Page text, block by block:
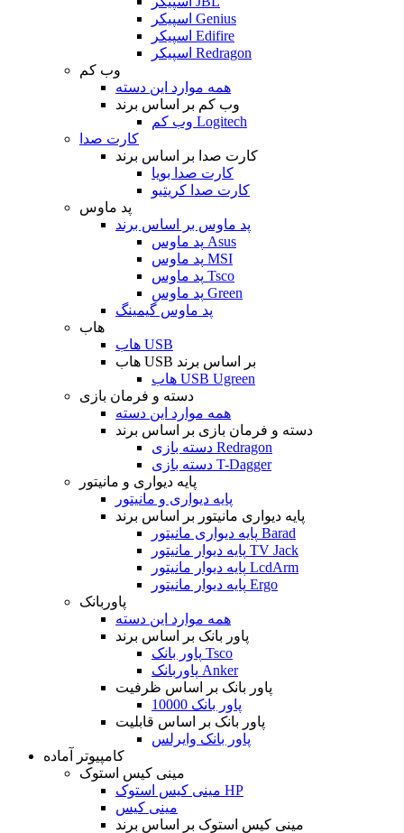
اسپیکر Genius
اسپیکر Edifire
اسپیکر Redragon
وب کم
همه موارد این دسته
وب کم بر اساس برند
وب کم Logitech
کارت صدا
کارت صدا بر اساس برند
کارت صدا بویا
کارت صدا کریتیو
پد ماوس
پد ماوس بر اساس برند
پد ماوس Asus
پد ماوس MSI
پد ماوس Tsco
پد ماوس Green
پد ماوس گیمینگ
هاب
هاب USB
هاب USB بر اساس برند
هاب USB Ugreen
دسته و فرمان بازی
همه موارد این دسته
دسته و فرمان بازی بر اساس برند
دسته بازی Redragon
دسته بازی T-Dagger
پایه دیواری و مانیتور
پایه دیواری و مانیتور
پایه دیواری مانیتور بر اساس برند
پایه دیواری مانیتور Barad
پایه دیوار مانیتور TV Jack
پایه دیوار مانیتور LcdArm
پایه دیوار مانیتور Ergo
پاوربانک
همه موارد این دسته
پاور بانک بر اساس برند
پاور بانک Tsco
پاوربانک Anker
پاور بانک بر اساس ظرفیت
پاور بانک 10000
پاور بانک بر اساس قابلیت
پاور بانک وایرلس
کامپیوتر آماده
مینی کیس استوک
مینی کیس استوک HP
مینی کیس
مینی کیس استوک بر اساس برند